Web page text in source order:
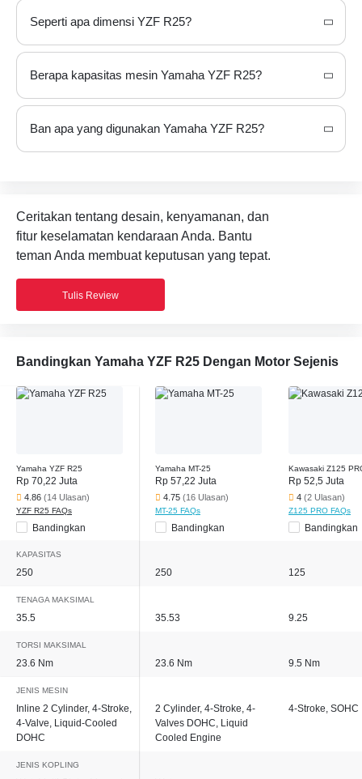
Seperti apa dimensi YZF R25?
Berapa kapasitas mesin Yamaha YZF R25?
Ban apa yang digunakan Yamaha YZF R25?
Ceritakan tentang desain, kenyamanan, dan
fitur keselamatan kendaraan Anda. Bantu
teman Anda membuat keputusan yang tepat.
Tulis Review
Bandingkan Yamaha YZF R25 Dengan Motor Sejenis
Yamaha YZF R25
Rp 70,22 Juta
4.86 (14 Ulasan)
YZF R25 FAQs
Bandingkan
Yamaha MT-25
Rp 57,22 Juta
4.75 (16 Ulasan)
MT-25 FAQs
Bandingkan
Kawasaki Z125
Rp 52,5 Juta
4 (2 Ulasan)
Z125 PRO FAQs
Bandingkan
KAPASITAS
250 250 125
TENAGA MAKSIMAL
35.5 35.53 9.25
TORSI MAKSIMAL
23.6 Nm 23.6 Nm 9.5 Nm
JENIS MESIN
Inline 2 Cylinder, 4-Stroke,
4-Valve, Liquid-Cooled
DOHC
2 Cylinder, 4-Stroke, 4-
Valves DOHC, Liquid
Cooled Engine
4-Stroke, SOHC
JENIS KOPLING